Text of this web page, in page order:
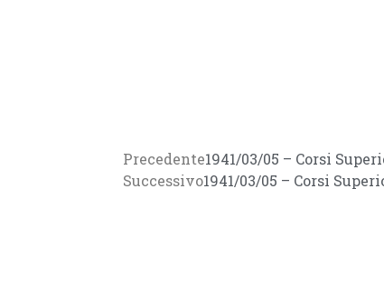
Precedente1941/03/05 – Corsi
Successivo1941/03/05 – Corsi